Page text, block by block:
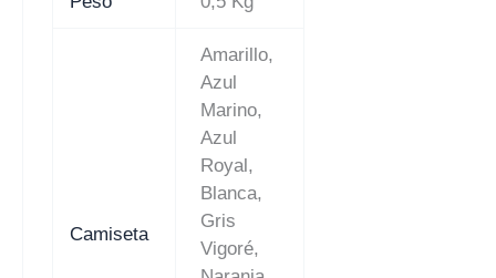
Camiseta
Amarillo,
Azul
Marino,
Azul
Royal,
Blanca,
Gris
Vigoré,